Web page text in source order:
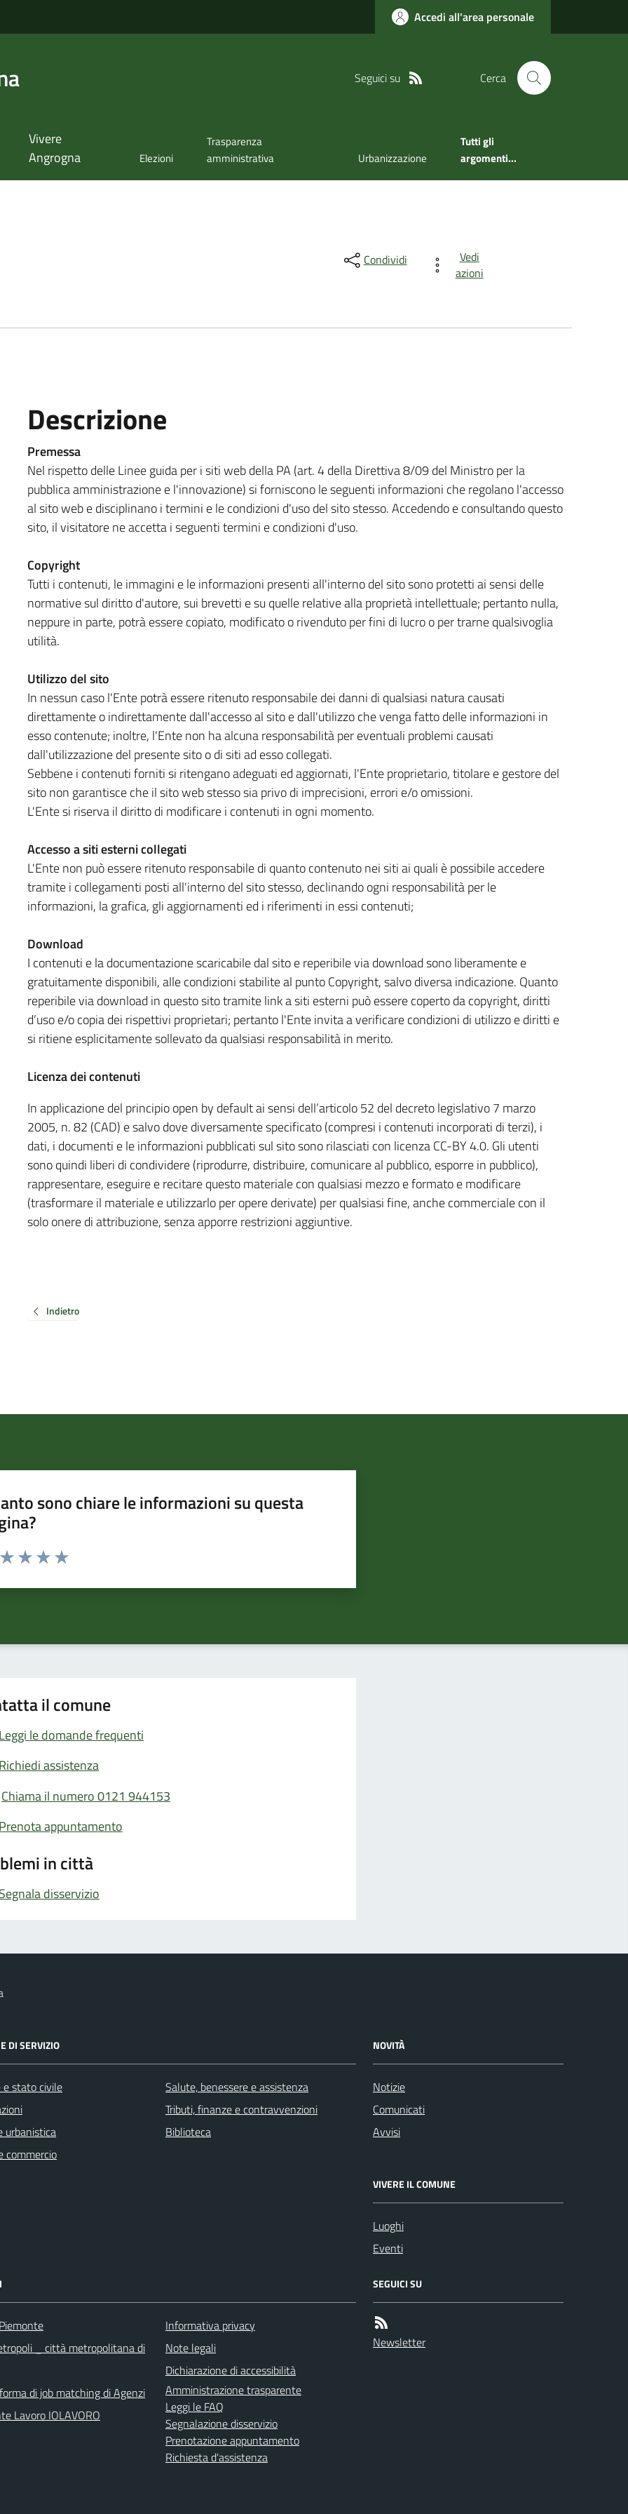
Accedi all'area personale
Seguici su Cerca
Vivere
Angrogna
Elezioni
Trasparenza
amministrativa
Urbanizzazione
Tutti gli
argomenti...
Condividi
Vedi
azioni
Descrizione
Premessa
Nel rispetto delle Linee guida per i siti web della PA (art. 4 della Direttiva 8/09 del Ministro per la
pubblica amministrazione e l'innovazione) si forniscono le seguenti informazioni che regolano l'accesso
al sito web e disciplinano i termini e le condizioni d'uso del sito stesso. Accedendo e consultando questo
sito, il visitatore ne accetta i seguenti termini e condizioni d'uso.
Copyright
Tutti i contenuti, le immagini e le informazioni presenti all'interno del sito sono protetti ai sensi delle
normative sul diritto d'autore, sui brevetti e su quelle relative alla proprietà intellettuale; pertanto nulla,
neppure in parte, potrà essere copiato, modificato o rivenduto per fini di lucro o per trarne qualsivoglia
utilità.
Utilizzo del sito
In nessun caso l'Ente potrà essere ritenuto responsabile dei danni di qualsiasi natura causati
direttamente o indirettamente dall'accesso al sito e dall'utilizzo che venga fatto delle informazioni in
esso contenute; inoltre, l'Ente non ha alcuna responsabilità per eventuali problemi causati
dall'utilizzazione del presente sito o di siti ad esso collegati.
Sebbene i contenuti forniti si ritengano adeguati ed aggiornati, l'Ente proprietario, titolare e gestore del
sito non garantisce che il sito web stesso sia privo di imprecisioni, errori e/o omissioni.
L'Ente si riserva il diritto di modificare i contenuti in ogni momento.
Accesso a siti esterni collegati
L'Ente non può essere ritenuto responsabile di quanto contenuto nei siti ai quali è possibile accedere
tramite i collegamenti posti all'interno del sito stesso, declinando ogni responsabilità per le
informazioni, la grafica, gli aggiornamenti ed i riferimenti in essi contenuti;
Download
I contenuti e la documentazione scaricabile dal sito e reperibile via download sono liberamente e
gratuitamente disponibili, alle condizioni stabilite al punto Copyright, salvo diversa indicazione. Quanto
reperibile via download in questo sito tramite link a siti esterni può essere coperto da copyright, diritti
d’uso e/o copia dei rispettivi proprietari; pertanto l'Ente invita a verificare condizioni di utilizzo e diritti e
si ritiene esplicitamente sollevato da qualsiasi responsabilità in merito.
Licenza dei contenuti
In applicazione del principio open by default ai sensi dell’articolo 52 del decreto legislativo 7 marzo
2005, n. 82 (CAD) e salvo dove diversamente specificato (compresi i contenuti incorporati di terzi), i
dati, i documenti e le informazioni pubblicati sul sito sono rilasciati con licenza CC-BY 4.0. Gli utenti
sono quindi liberi di condividere (riprodurre, distribuire, comunicare al pubblico, esporre in pubblico),
rappresentare, eseguire e recitare questo materiale con qualsiasi mezzo e formato e modificare
(trasformare il materiale e utilizzarlo per opere derivate) per qualsiasi fine, anche commerciale con il
solo onere di attribuzione, senza apporre restrizioni aggiuntive.
Indietro
sono chiare le informazioni su questa
da 1 a 5 stelle la pagina
il comune
Leggi le domande frequenti
Richiedi assistenza
Chiama il numero 0121 944153
Prenota appuntamento
in città
Segnala disservizio
DI SERVIZIO
e stato civile
urbanistica
commercio
Salute, benessere e assistenza
Tributi, finanze e contravvenzioni
Biblioteca
NOVITÀ
Notizie
Comunicati
Avvisi
VIVERE IL COMUNE
Luoghi
Eventi
_ città metropolitana di
di job matching di Agenzi
Lavoro IOLAVORO
Informativa privacy
Note legali
Dichiarazione di accessibilità
Amministrazione trasparente
Leggi le FAQ
Segnalazione disservizio
Prenotazione appuntamento
Richiesta d'assistenza
SEGUICI SU
Newsletter